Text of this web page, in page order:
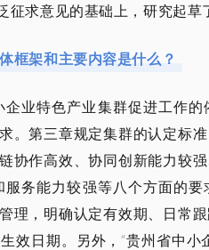
求意见的基础上，研究起草
框架和主要内容是什么？
业特色产业集群促进工作
。第三章规定集群的认定标
协作高效、协同创新能力较
务能力较强等八个方面的
理，明确认定有效期、日常
效日期。另外，“贵州省中小